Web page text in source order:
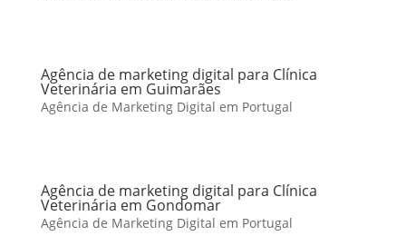
Agência de marketing digital para Clínica
Veterinária em Guimarães
Agência de Marketing Digital em Portugal
Agência de marketing digital para Clínica
Veterinária em Gondomar
Agência de Marketing Digital em Portugal